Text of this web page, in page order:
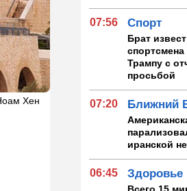
Хен
07:56 Спорт
Брат
Трампу с
просьбой
07:20 Ближний
иранской
06:45 Здоровье
Всего 15